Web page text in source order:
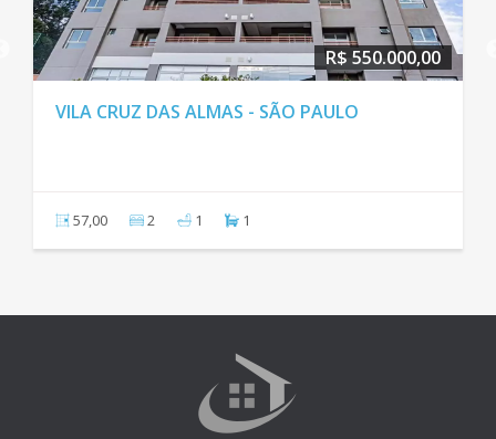
R$ 430.000,00
PARAÍSO - SÃO PAULO
41,00 1 0 1